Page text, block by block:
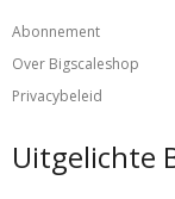
Abonnement
Over Bigscaleshop
Privacybeleid
Uitgelichte